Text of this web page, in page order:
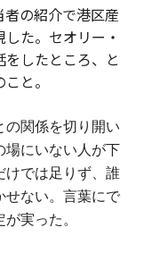
の紹介で港区産
た。セオリー・
したところ、と
と。
の関係を切り開い
場にいない人が下
けでは足りず、誰
ない。 言葉にで
実った。